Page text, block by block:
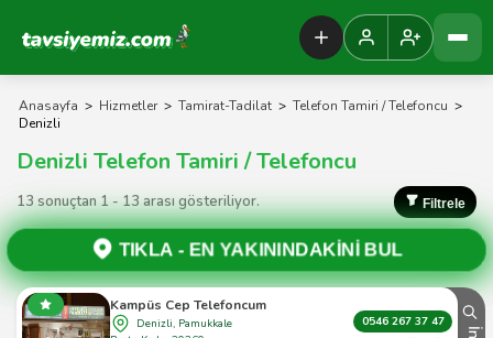
Tavsiyemiz Anasayfa
Anasayfa > Hizmetler > Tamirat-Tadilat > Telefon Tamiri / Telefoncu >
Denizli
Denizli Telefon Tamiri / Telefoncu
13 sonuçtan 1 - 13 arası gösteriliyor. Filtrele
TIKLA -EN YAKININDAKİNİ BUL
Kampüs Cep Telefoncum
Denizli, Pamukkale
0546 267 37 47